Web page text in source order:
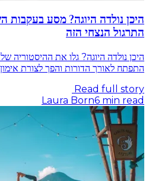
היכן נולדה היוגה? מסע
התרגול הנצחי הזה
היכן נולדה היוגה? גלו את ההיסטוריה
התפתח לאורך הדורות והפך לצורת אימון
Read full story
Laura Born6 min read